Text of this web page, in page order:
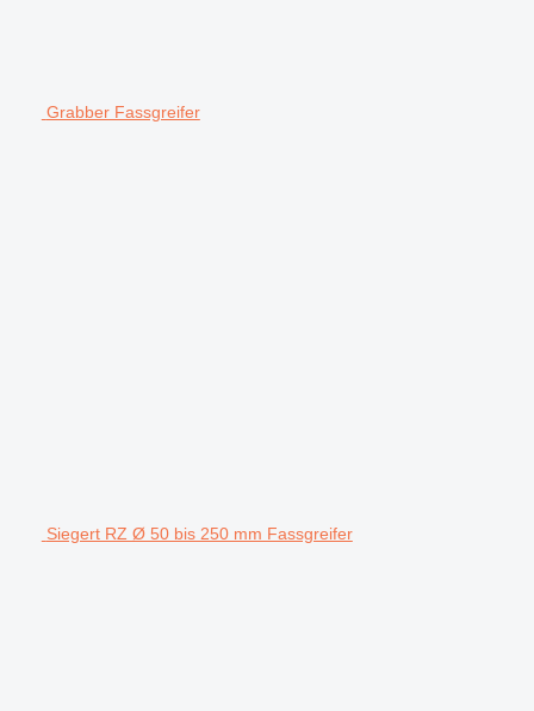
Grabber Fassgreifer
Siegert RZ Ø 50 bis 250 mm Fassgreifer